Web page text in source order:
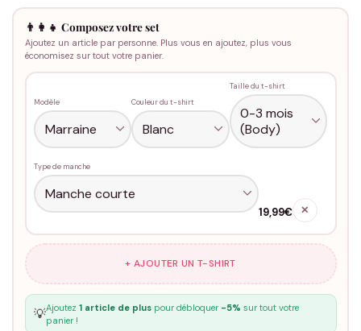
👨‍👩‍👧 Composez votre set
Ajoutez un article par personne. Plus vous en ajoutez, plus vous
économisez sur tout votre panier.
Modèle Couleur du t-shirt
Taille du t-shirt
Type de manche
19,99€ ✕
+ AJOUTER UN T-SHIRT
💡Ajoutez 1 article de pluspour débloquer -5% sur tout votre
panier !